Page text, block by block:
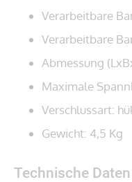
Verarbeitbare
Verarbeitbare
Abmessung
Maximale
Verschlussart:
Gewicht: 4,5 Kg
Technische